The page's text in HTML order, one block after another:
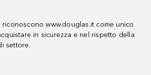
riconoscono www.douglas.it come unico
in sicurezza e nel rispetto della
settore.